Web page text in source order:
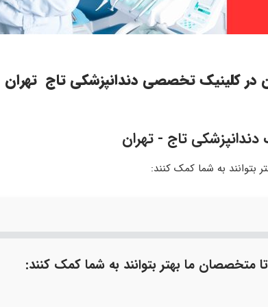
در کلینیک تخصصی دندانپزشکی تاج تهران
تاج - تهران
بتوانند به شما کمک کنند:
متخصصان ما بهتر بتوانند به شما کمک کنند: